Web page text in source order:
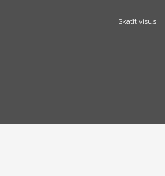
Skatīt visus